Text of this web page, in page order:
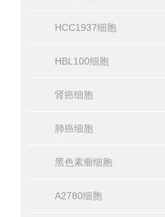
HCC1937细胞
HBL100细胞
肾癌细胞
肺癌细胞
黑色素瘤细胞
A2780细胞